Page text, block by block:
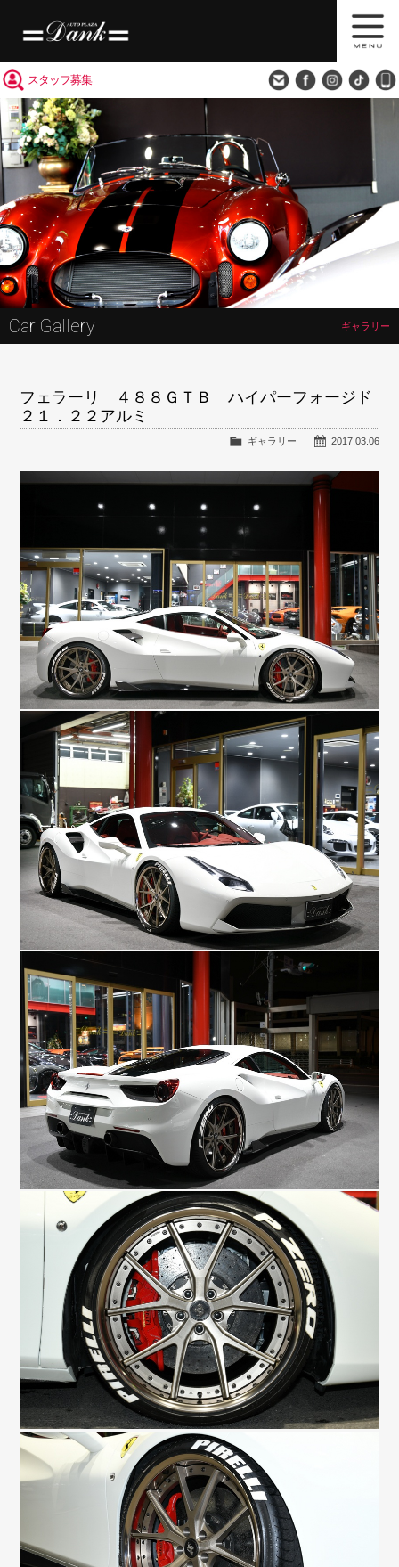
スタッフ募集
Car Gallery ギャラリー
フェラーリ ４８８ＧＴＢ ハイパーフォージド
２１．２２アルミ
2017.03.06
ギャラリー